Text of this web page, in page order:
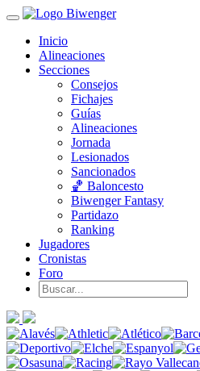
Inicio
Alineaciones
Secciones
Consejos
Fichajes
Guías
Alineaciones
Jornada
Lesionados
Sancionados
🏀 Baloncesto
Biwenger Fantasy
Partidazo
Ranking
Jugadores
Cronistas
Foro